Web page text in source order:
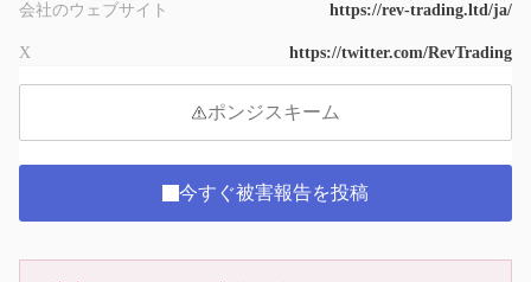
9
会社のウェブサイト https://rev-trading.ltd/ja/
X https://twitter.com/RevTrading
ポンジスキーム
今すぐ被害報告を投稿